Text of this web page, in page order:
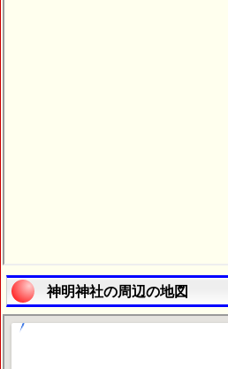
神明神社の周辺の地図